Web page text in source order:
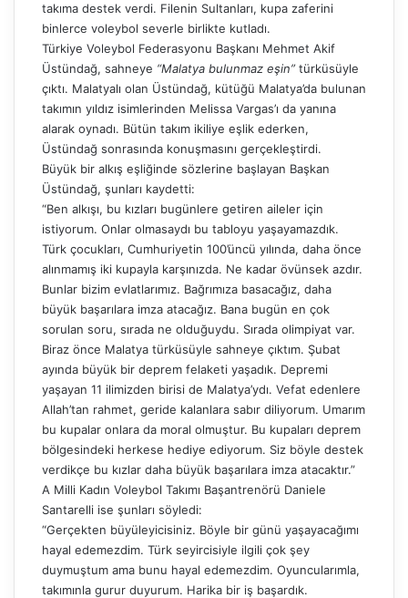
takıma destek verdi. Filenin Sultanları, kupa zaferini
binlerce voleybol severle birlikte kutladı.
Türkiye Voleybol Federasyonu Başkanı Mehmet Akif
Üstündağ, sahneye “Malatya bulunmaz eşin”türküsüyle
çıktı. Malatyalı olan Üstündağ, kütüğü Malatya’da bulunan
takımın yıldız isimlerinden Melissa Vargas’ı da yanına
alarak oynadı. Bütün takım ikiliye eşlik ederken,
Üstündağ sonrasında konuşmasını gerçekleştirdi.
Büyük bir alkış eşliğinde sözlerine başlayan Başkan
Üstündağ, şunları kaydetti:
“Ben alkışı, bu kızları bugünlere getiren aileler için
istiyorum. Onlar olmasaydı bu tabloyu yaşayamazdık.
Türk çocukları, Cumhuriyetin 100’üncü yılında, daha önce
alınmamış iki kupayla karşınızda. Ne kadar övünsek azdır.
Bunlar bizim evlatlarımız. Bağrımıza basacağız, daha
büyük başarılara imza atacağız. Bana bugün en çok
sorulan soru, sırada ne olduğuydu. Sırada olimpiyat var.
Biraz önce Malatya türküsüyle sahneye çıktım. Şubat
ayında büyük bir deprem felaketi yaşadık. Depremi
yaşayan 11 ilimizden birisi de Malatya’ydı. Vefat edenlere
Allah’tan rahmet, geride kalanlara sabır diliyorum. Umarım
bu kupalar onlara da moral olmuştur. Bu kupaları deprem
bölgesindeki herkese hediye ediyorum. Siz böyle destek
verdikçe bu kızlar daha büyük başarılara imza atacaktır.”
A Milli Kadın Voleybol Takımı Başantrenörü Daniele
Santarelli ise şunları söyledi:
“Gerçekten büyüleyicisiniz. Böyle bir günü yaşayacağımı
hayal edemezdim. Türk seyircisiyle ilgili çok şey
duymuştum ama bunu hayal edemezdim. Oyuncularımla,
takımınla gurur duyurum. Harika bir iş başardık.